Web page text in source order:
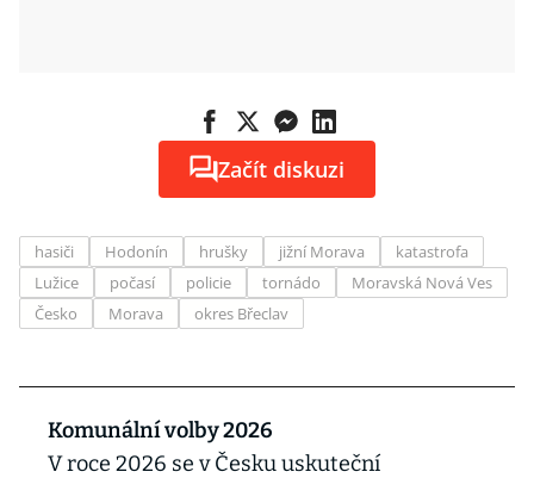
Začít diskuzi
hasiči Hodonín hrušky jižní Morava
katastrofa
Lužice
počasí policie tornádo
Moravská Nová Ves
Česko
Morava okres Břeclav
Komunální volby 2026
V roce 2026 se v Česku uskuteční